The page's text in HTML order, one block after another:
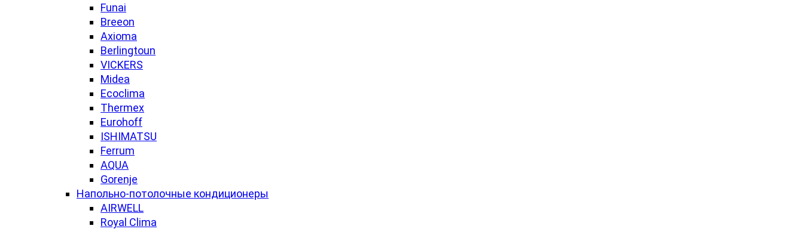
Funai
Breeon
Axioma
Berlingtoun
VICKERS
Midea
Ecoclima
Thermex
Eurohoff
ISHIMATSU
Ferrum
AQUA
Gorenje
Напольно-потолочные кондиционеры
AIRWELL
Royal Clima